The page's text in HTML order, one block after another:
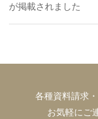
が掲載されました
各種資料請求
お気軽にご